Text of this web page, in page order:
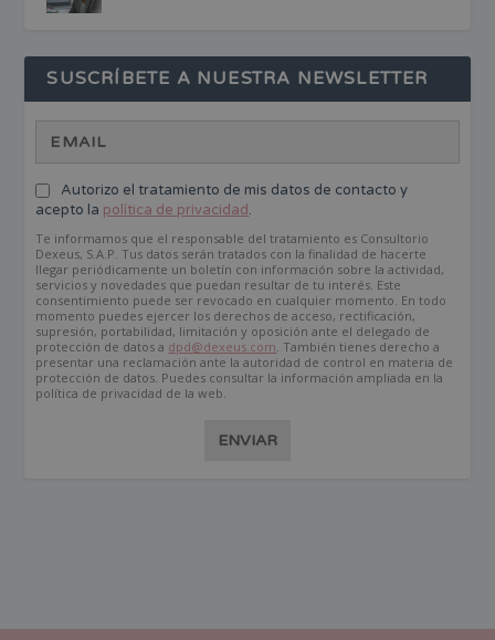
SUSCRÍBETE A NUESTRA NEWSLETTER
Autorizo el tratamiento de mis datos de contacto y
acepto la política de privacidad.
Te informamos que el responsable del tratamiento es Consultorio
Dexeus, S.A.P. Tus datos serán tratados con la finalidad de hacerte
llegar periódicamente un boletín con información sobre la actividad,
servicios y novedades que puedan resultar de tu interés. Este
consentimiento puede ser revocado en cualquier momento. En todo
momento puedes ejercer los derechos de acceso, rectificación,
supresión, portabilidad, limitación y oposición ante el delegado de
protección de datos a dpd@dexeus.com . También tienes derecho a
presentar una reclamación ante la autoridad de control en materia de
protección de datos. Puedes consultar la información ampliada en la
política de privacidad de la web.
ENVIAR